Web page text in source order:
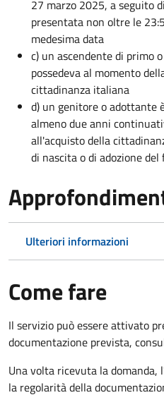
27 marzo 2025, a seguito
presentata non oltre le
medesima data
c) un ascendente di primo
possedeva al momento
cittadinanza italiana
d) un genitore o adottante
almeno due anni
all'acquisto della
di nascita o di adozione del
Ulteriori informazioni
Come fare
Il servizio può essere attivato
documentazione prevista,
Una volta ricevuta la
la regolarità della